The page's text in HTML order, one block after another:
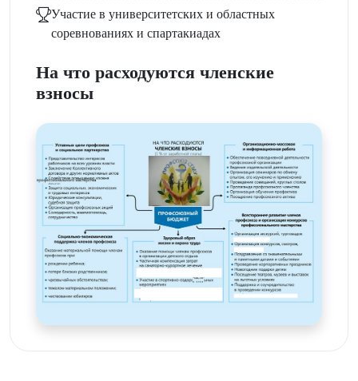
Участие в университетских и областных
соревнованиях и спартакиадах
На что расходуются членские
взносы